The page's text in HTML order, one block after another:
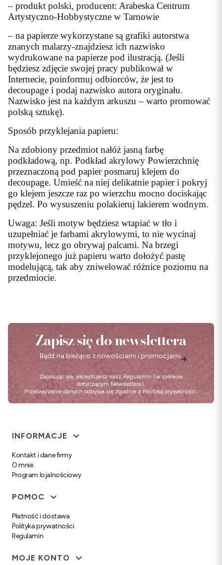
– produkt polski, producent: Arabeska Centrum
Artystyczno-Hobbystyczne w Tarnowie
– na papierze wykorzystane są grafiki autorstwa
znanych malarzy-znajdziesz ich nazwisko
wydrukowane na papierze pod ilustracją. (Jeśli
będziesz zdjęcie swojej pracy publikował w
Internecie, poinformuj odbiorców, że jest to
decoupage i podaj nazwisko autora oryginału.
Nazwisko jest na każdym arkuszu – warto promować
polską sztukę).
Sposób przyklejania papieru:
Na zdobiony przedmiot nałóż jasną farbę
podkładową, np. Podkład akrylowy Powierzchnię
przeznaczoną pod papier posmaruj klejem do
decoupage. Umieść na niej delikatnie papier i pokryj
go klejem jeszcze raz po wierzchu mocno dociskając
pędzel. Po wysuszeniu polakieruj lakierem wodnym.
Uwaga: Jeśli motyw będziesz wtapiać w tło i
uzupełniać je farbami akrylowymi, to nie wycinaj
motywu, lecz go obrywaj palcami. Na brzegi
przyklejonego już papieru warto dołożyć pastę
modelującą, tak aby zniwelować różnice poziomu na
przedmiocie.
Zapisz się do newslettera
Bądź na bieżąco z nowościami i promocjami.
Zapisując się, akceptujesz nasz Regulamin (w zakresie
dotyczącym Newslettera).
Przetwarzanie danych odbywa się zgodnie z Polityką prywatności.
Linki w stopce
INFORMACJE
Kontakt i dane firmy
O mnie
Program lojalnościowy
POMOC
Płatność i dostawa
Polityka prywatności
Regulamin
MOJE KONTO